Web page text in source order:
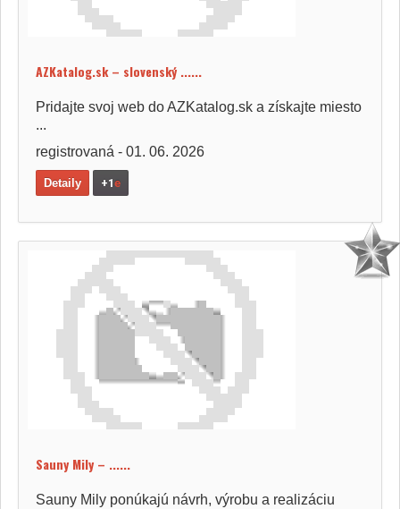
AZKatalog.sk – slovenský ......
Pridajte svoj web do AZKatalog.sk a získajte miesto
...
registrovaná - 01. 06. 2026
Detaily +1e
Sauny Mily – ......
Sauny Mily ponúkajú návrh, výrobu a realizáciu